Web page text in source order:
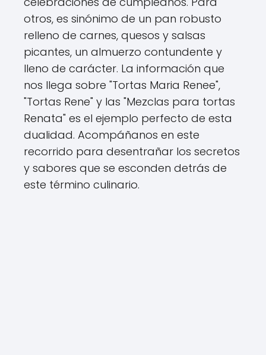
otros, es sinónimo de un pan robusto
relleno de carnes, quesos y salsas
picantes, un almuerzo contundente y
lleno de carácter. La información que
nos llega sobre "Tortas Maria Renee",
"Tortas Rene" y las "Mezclas para tortas
Renata" es el ejemplo perfecto de esta
dualidad. Acompáñanos en este
recorrido para desentrañar los secretos
y sabores que se esconden detrás de
este término culinario.